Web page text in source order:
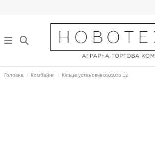
Головна Комбайни Кільце установче 0005003102